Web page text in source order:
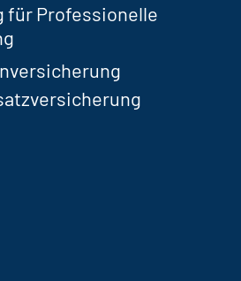
für Professionelle